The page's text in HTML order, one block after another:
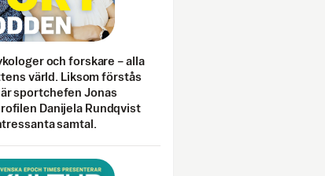
och forskare – alla
värld. Liksom förstås
sportchefen Jonas
Danijela Rundqvist
samtal.